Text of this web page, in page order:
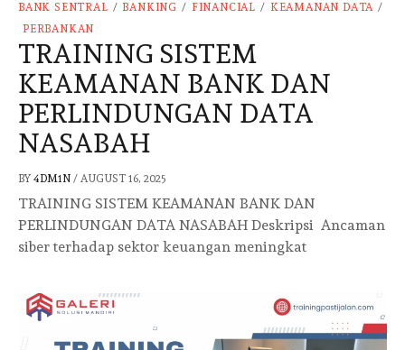
BANK SENTRAL / BANKING / FINANCIAL / KEAMANAN DATA /
PERBANKAN
TRAINING SISTEM
KEAMANAN BANK DAN
PERLINDUNGAN DATA
NASABAH
BY 4DM1N / AUGUST 16, 2025
TRAINING SISTEM KEAMANAN BANK DAN
PERLINDUNGAN DATA NASABAH Deskripsi Ancaman
siber terhadap sektor keuangan meningkat